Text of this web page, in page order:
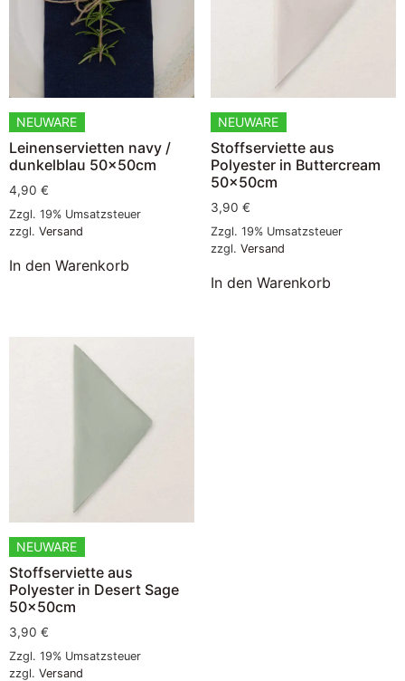
NEUWARE
Leinenservietten navy /
dunkelblau 50x50cm
4,90 €
Zzgl. 19% Umsatzsteuer
zzgl. Versand
In den Warenkorb
NEUWARE
Stoffserviette aus
Polyester in Buttercream
50x50cm
3,90 €
Zzgl. 19% Umsatzsteuer
zzgl. Versand
In den Warenkorb
NEUWARE
Stoffserviette aus
Polyester in Desert Sage
50x50cm
3,90 €
Zzgl. 19% Umsatzsteuer
zzgl. Versand